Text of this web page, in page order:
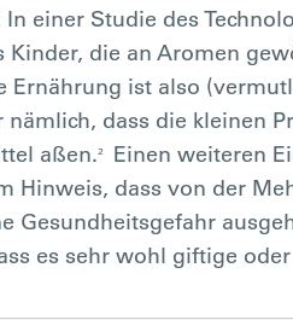
einer Studie des
Kinder, die an Aromen
Ernährung ist also
dass die kleinen
aßen.² Einen weiteren
Hinweis, dass von der
Gesundheitsgefahr
es sehr wohl giftige